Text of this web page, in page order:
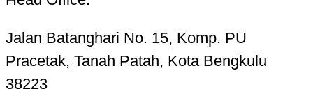
Jalan Batanghari No. 15, Komp. PU
Pracetak, Tanah Patah, Kota Bengkulu
38223